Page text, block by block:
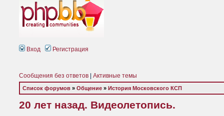
Вход Регистрация
Сообщения без ответов Активные темы
Список форумов » Общение » История Московского КСП
20 лет назад. Видеолетопись.